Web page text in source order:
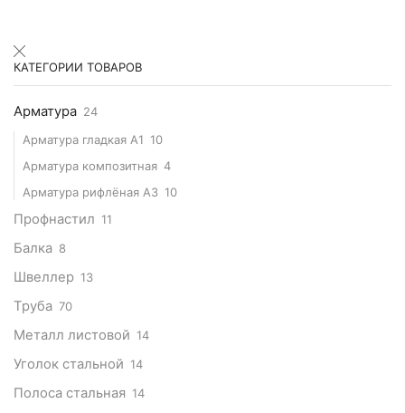
КАТЕГОРИИ ТОВАРОВ
Арматура 24
Арматура гладкая А1 10
Арматура композитная 4
Арматура рифлёная А3 10
Профнастил 11
Балка 8
Швеллер 13
Труба 70
Металл листовой 14
Уголок стальной 14
Полоса стальная 14